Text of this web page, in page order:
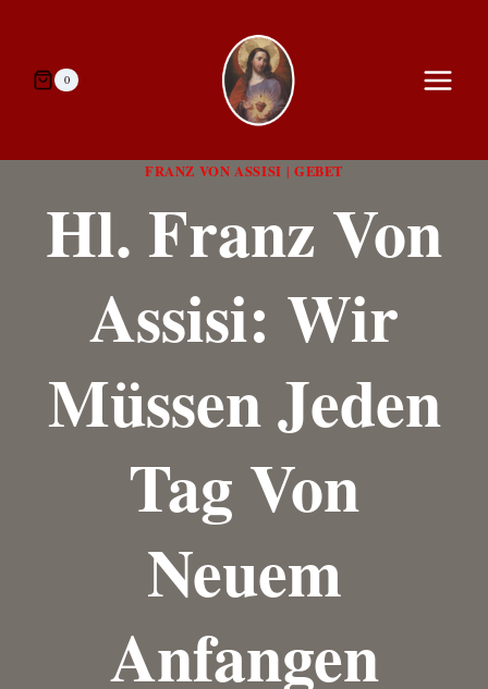
springen0
FRANZ VON ASSISI | GEBET
Hl. Franz Von
Assisi: Wir
Müssen Jeden
Tag Von
Neuem
Anfangen